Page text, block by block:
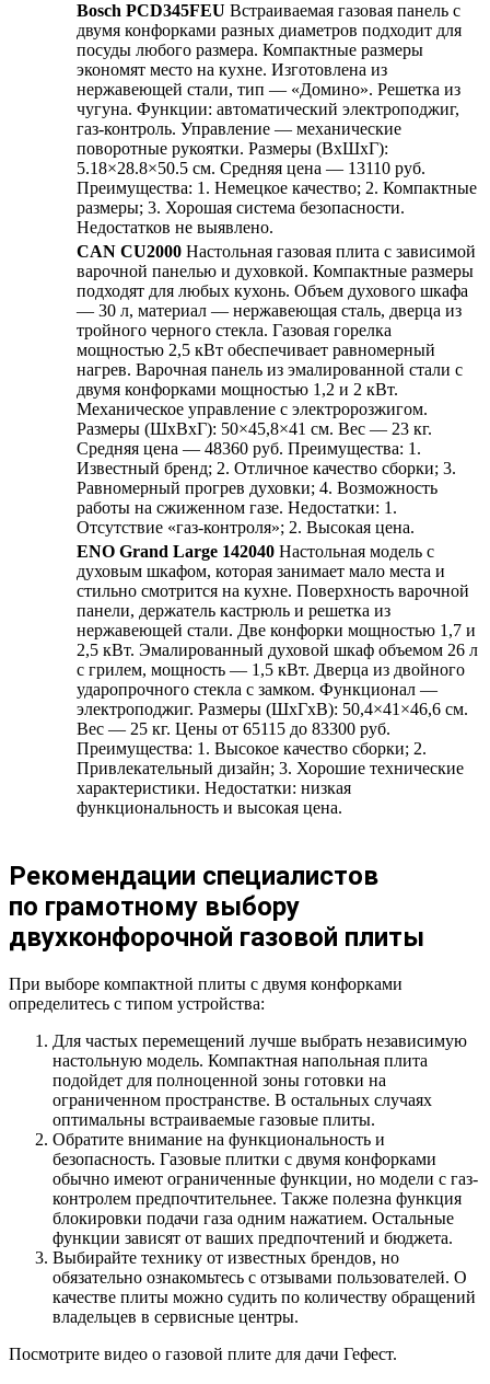
Bosch PCD345FEU Встраиваемая газовая панель с
двумя конфорками разных диаметров подходит для
посуды любого размера. Компактные размеры
экономят место на кухне. Изготовлена из
нержавеющей стали, тип — «Домино». Решетка из
чугуна. Функции: автоматический электроподжиг,
газ-контроль. Управление — механические
поворотные рукоятки. Размеры (ВхШхГ):
5.18×28.8×50.5 см. Средняя цена — 13110 руб.
Преимущества: 1. Немецкое качество; 2. Компактные
размеры; 3. Хорошая система безопасности.
Недостатков не выявлено.
CAN CU2000 Настольная газовая плита с зависимой
варочной панелью и духовкой. Компактные размеры
подходят для любых кухонь. Объем духового шкафа
— 30 л, материал — нержавеющая сталь, дверца из
тройного черного стекла. Газовая горелка
мощностью 2,5 кВт обеспечивает равномерный
нагрев. Варочная панель из эмалированной стали с
двумя конфорками мощностью 1,2 и 2 кВт.
Механическое управление с электророзжигом.
Размеры (ШхВхГ): 50×45,8×41 см. Вес — 23 кг.
Средняя цена — 48360 руб. Преимущества: 1.
Известный бренд; 2. Отличное качество сборки; 3.
Равномерный прогрев духовки; 4. Возможность
работы на сжиженном газе. Недостатки: 1.
Отсутствие «газ-контроля»; 2. Высокая цена.
ENO Grand Large 142040 Настольная модель с
духовым шкафом, которая занимает мало места и
стильно смотрится на кухне. Поверхность варочной
панели, держатель кастрюль и решетка из
нержавеющей стали. Две конфорки мощностью 1,7 и
2,5 кВт. Эмалированный духовой шкаф объемом 26 л
с грилем, мощность — 1,5 кВт. Дверца из двойного
ударопрочного стекла с замком. Функционал —
электроподжиг. Размеры (ШхГхВ): 50,4×41×46,6 см.
Вес — 25 кг. Цены от 65115 до 83300 руб.
Преимущества: 1. Высокое качество сборки; 2.
Привлекательный дизайн; 3. Хорошие технические
характеристики. Недостатки: низкая
функциональность и высокая цена.
Рекомендации специалистов
по грамотному выбору
двухконфорочной газовой плиты
При выборе компактной плиты с двумя конфорками
определитесь с типом устройства:
Для частых перемещений лучше выбрать независимую
настольную модель. Компактная напольная плита
подойдет для полноценной зоны готовки на
ограниченном пространстве. В остальных случаях
оптимальны встраиваемые газовые плиты.
Обратите внимание на функциональность и
безопасность. Газовые плитки с двумя конфорками
обычно имеют ограниченные функции, но модели с газ-
контролем предпочтительнее. Также полезна функция
блокировки подачи газа одним нажатием. Остальные
функции зависят от ваших предпочтений и бюджета.
Выбирайте технику от известных брендов, но
обязательно ознакомьтесь с отзывами пользователей. О
качестве плиты можно судить по количеству обращений
владельцев в сервисные центры.
Посмотрите видео о газовой плите для дачи Гефест.